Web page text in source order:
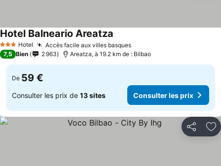
3 ÉtoilesHotel Accès facile aux villes basquesConsulter les prix
Hotel Balneario Areatza
7,5 Bien 2 963 Areatza, à 19.2 km de : Bilbao
De 59 €
Consulter les prix de 13 sites Consulter les prix
Partager